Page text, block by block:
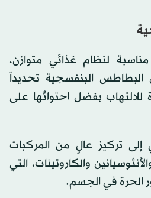
لنظام غذائي متوازن،
البطاطس البنفسجية تحديداً
بفضل احتوائها على
إلى تركيز عالٍ من المركبات
والكاروتينات، التي
الحرة في الجسم.